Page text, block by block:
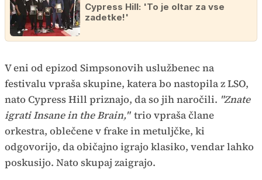
Cypress Hill: 'To je oltar za vse
zadetke!'
V eni od epizod Simpsonovih uslužbenec na
festivalu vpraša skupine, katera bo nastopila z LSO,
nato Cypress Hill priznajo, da so jih naročili. "Znate
igrati Insane in the Brain," trio vpraša člane
orkestra, oblečene v frake in metuljčke, ki
odgovorijo, da običajno igrajo klasiko, vendar lahko
poskusijo. Nato skupaj zaigrajo.